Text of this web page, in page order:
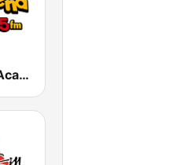
La KeBuena Acapulco